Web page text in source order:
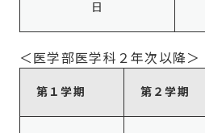
日
＜医学部医学科２年次以降＞
第１学期 第２学期